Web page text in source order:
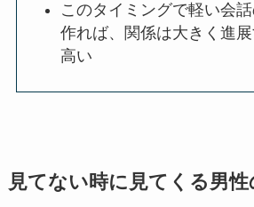
このタイミングで軽い会
作れば、関係は大きく進
高い
見てない時に見てくる男